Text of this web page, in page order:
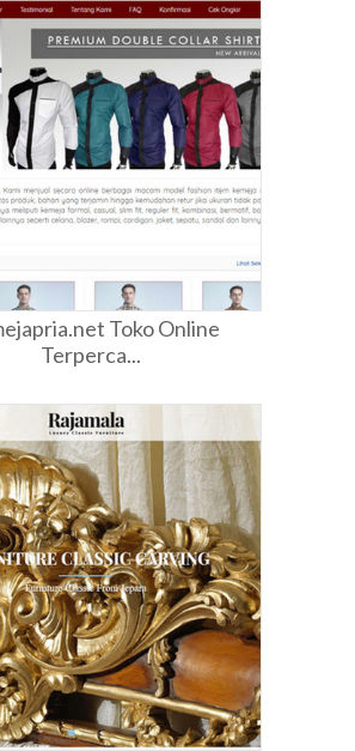
Toko Online
Terperca...